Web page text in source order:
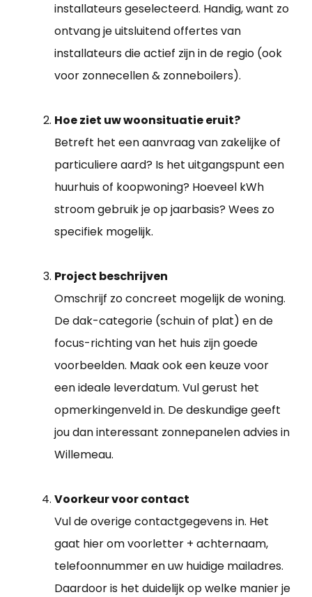
installateurs geselecteerd. Handig, want zo
ontvang je uitsluitend offertes van
installateurs die actief zijn in de regio (ook
voor zonnecellen & zonneboilers).
Hoe ziet uw woonsituatie eruit?
Betreft het een aanvraag van zakelijke of
particuliere aard? Is het uitgangspunt een
huurhuis of koopwoning? Hoeveel kWh
stroom gebruik je op jaarbasis? Wees zo
specifiek mogelijk.
Project beschrijven
Omschrijf zo concreet mogelijk de woning.
De dak-categorie (schuin of plat) en de
focus-richting van het huis zijn goede
voorbeelden. Maak ook een keuze voor
een ideale leverdatum. Vul gerust het
opmerkingenveld in. De deskundige geeft
jou dan interessant zonnepanelen advies in
Willemeau.
Voorkeur voor contact
Vul de overige contactgegevens in. Het
gaat hier om voorletter + achternaam,
telefoonnummer en uw huidige mailadres.
Daardoor is het duidelijk op welke manier je